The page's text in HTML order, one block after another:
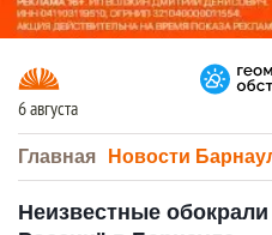
6 августа
Главная Новости
Неизвестные